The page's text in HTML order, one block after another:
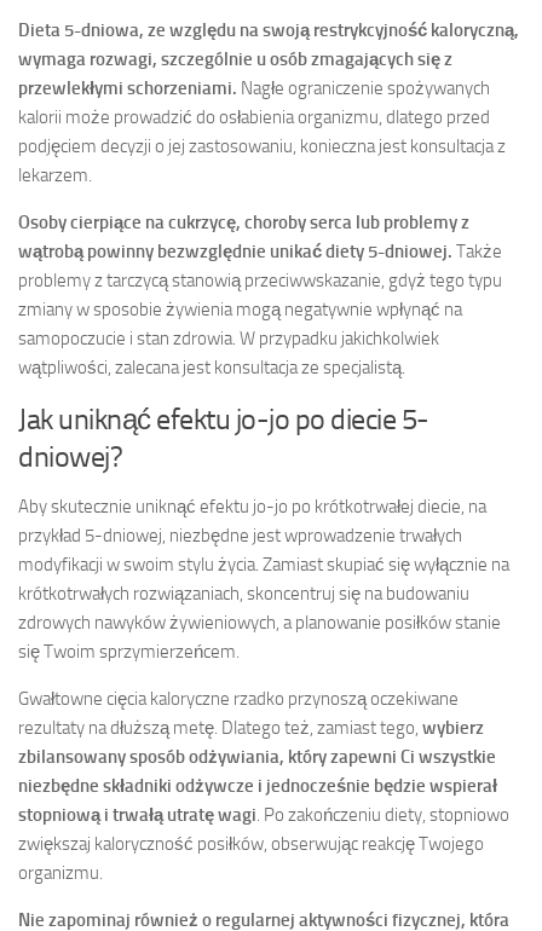
Dieta 5-dniowa, ze względu na swoją restrykcyjność kaloryczną,
wymaga rozwagi, szczególnie u osób zmagających się z
przewlekłymi schorzeniami. Nagłe ograniczenie spożywanych
kalorii może prowadzić do osłabienia organizmu, dlatego przed
podjęciem decyzji o jej zastosowaniu, konieczna jest konsultacja z
lekarzem.
Osoby cierpiące na cukrzycę, choroby serca lub problemy z
wątrobą powinny bezwzględnie unikać diety 5-dniowej. Także
problemy z tarczycą stanowią przeciwwskazanie, gdyż tego typu
zmiany w sposobie żywienia mogą negatywnie wpłynąć na
samopoczucie i stan zdrowia. W przypadku jakichkolwiek
wątpliwości, zalecana jest konsultacja ze specjalistą.
Jak uniknąć efektu jo-jo po diecie 5-
dniowej?
Aby skutecznie uniknąć efektu jo-jo po krótkotrwałej diecie, na
przykład 5-dniowej, niezbędne jest wprowadzenie trwałych
modyfikacji w swoim stylu życia. Zamiast skupiać się wyłącznie na
krótkotrwałych rozwiązaniach, skoncentruj się na budowaniu
zdrowych nawyków żywieniowych, a planowanie posiłków stanie
się Twoim sprzymierzeńcem.
Gwałtowne cięcia kaloryczne rzadko przynoszą oczekiwane
rezultaty na dłuższą metę. Dlatego też, zamiast tego, wybierz
zbilansowany sposób odżywiania, który zapewni Ci wszystkie
niezbędne składniki odżywcze i jednocześnie będzie wspierał
stopniową i trwałą utratę wagi. Po zakończeniu diety, stopniowo
zwiększaj kaloryczność posiłków, obserwując reakcję Twojego
organizmu.
Nie zapominaj również o regularnej aktywności fizycznej, która